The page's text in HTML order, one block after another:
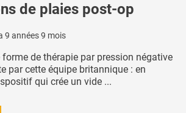
de plaies post-op
9 années 9 mois
forme de thérapie par pression négative
par cette équipe britannique : en
qui crée un vide ...